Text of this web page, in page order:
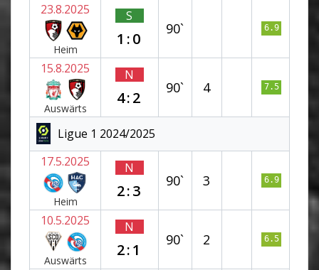
23.8.2025
Heim
S
1:0
90` 6.9
15.8.2025
Auswärts
N
4:2
90` 4 7.5
Ligue 1 2024/2025
17.5.2025
Heim
N
2:3
90` 3 6.9
10.5.2025
Auswärts
N
2:1
90` 2 6.5